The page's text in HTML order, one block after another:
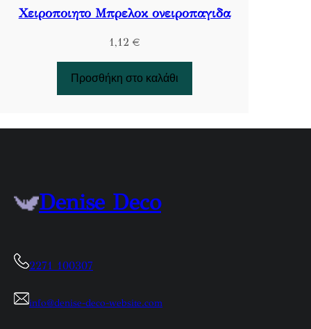
Χειροποιητο Μπρελοκ ονειροπαγιδα
1,12 €
Προσθήκη στο καλάθι
Denise Deco
2271 100307
info@denise-deco-website.com